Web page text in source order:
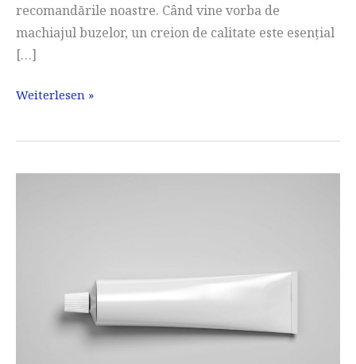
recomandările noastre. Când vine vorba de
machiajul buzelor, un creion de calitate este esențial
[…]
Lipliner
Weiterlesen »